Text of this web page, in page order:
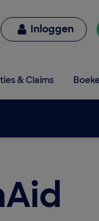
Inloggen
& Claims